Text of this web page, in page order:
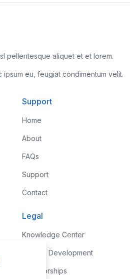
pellentesque aliquet et et lorem.
eu, feugiat condimentum velit.
Support
Home
About
FAQs
Support
Contact
Legal
Knowledge Center
Custom Development
Sponsorships